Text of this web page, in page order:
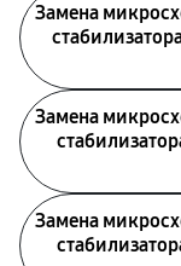
Замена
Замена
Замена